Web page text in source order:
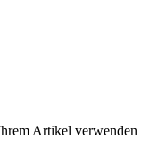
Artikel verwenden